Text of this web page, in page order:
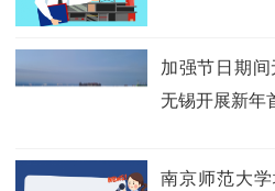
加强节日期
无锡开展新年
南京师范大